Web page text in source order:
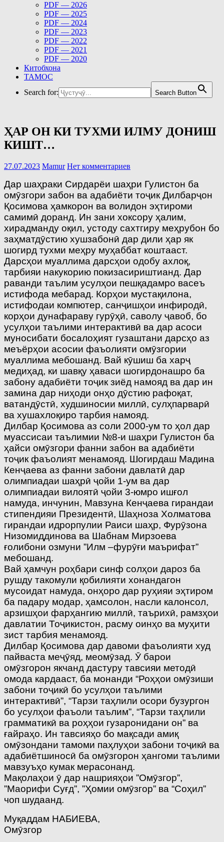
PDF — 2026
PDF — 2025
PDF — 2024
PDF — 2023
PDF — 2022
PDF — 2021
PDF — 2020
Китобхона
ТАМОС
Search for:
Search Button
ҲАР ОН КИ ТУХМИ ИЛМУ ДОНИШ
КИШТ…
27.07.2023 Mamur Нет комментариев
Дар шаҳраки Сирдарёи шаҳри Гулистон ба
омӯзгори забон ва адабиёти тоҷик Дилбарҷон
Қосимова ҳамкорон ва волидон эҳтироми
самимӣ доранд. Ин зани хоксору ҳалим,
хирадманду оқил, устоду сахтгиру меҳрубон бо
заҳматдӯстию хушзабонӣ дар дили ҳар як
шогирд тухми меҳру муҳаббат коштааст.
Дарсҳои муаллима дарсҳои одобу ахлоқ,
тарбияи накукорию покизасириштианд. Дар
раванди таълим усулҳои пешқадамро васеъ
истифода мебарад. Корҳои мустақилона,
истифодаи компютер, санҷишҳои инфиродӣ,
корҳои дунафараву гурӯҳӣ, саволу ҷавоб, бо
усулҳои таълими интерактивӣ ва дар асоси
муносибати босалоҳият гузаштани дарсҳо аз
меъёрҳои асосии фаъолияти омӯзгории
муаллима мебошанд. Вай кӯшиш ба харҷ
медиҳад, ки шавқу ҳаваси шогирдонашро ба
забону адабиёти тоҷик зиёд намояд ва дар ин
замина дар ниҳоди онҳо дӯстию рафоқат,
ватандӯстӣ, худшиносии миллӣ, сулҳпарварӣ
ва хушахлоқиро тарбия намояд.
Дилбар Қосимова аз соли 2000-ум то ҳол дар
муассисаи таълимии №8-и шаҳри Гулистон ба
ҳайси омӯзгори фанни забон ва адабиёти
тоҷик фаъолият менамояд. Шогирдаш Мадина
Кенҷаева аз фанни забони давлатӣ дар
олимпиадаи шаҳрӣ ҷойи 1-ум ва дар
олимпиадаи вилоятӣ ҷойи 3-юмро ишғол
намуда, инчунин, Мавзуна Кенҷаева гирандаи
стипендияи Президентӣ, Шаҳноза Холматова
гирандаи идрорпулии Раиси шаҳр, Фурӯзона
Низомиддинова ва Шабнам Мирзоева
ғолибони озмуни ”Илм –фурӯғи маърифат”
мебошанд.
Вай ҳамчун роҳбари синф солҳои дароз ба
рушду такомули қобилияти хонандагон
мусоидат намуда, онҳоро дар руҳияи эҳтиром
ба падару модар, ҳамсолон, насли калонсол,
арзишҳои фарҳангию миллӣ, таърихӣ, рамзҳои
давлатии Тоҷикистон, расму оинҳо ва муҳити
зист тарбия менамояд.
Дилбар Қосимова дар давоми фаъолияти худ
пайваста меҷӯяд, меомӯзад. Ӯ барои
омӯзгорон якчанд дастуру тавсияи методӣ
омода кардааст, ба монанди “Роҳҳои омӯзиши
забони тоҷикӣ бо усулҳои таълими
интерактивӣ”, “Тарзи таҳлили осори бузургон
бо усулҳои фаъоли таълим”, “Тарзи таҳлили
грамматикӣ ва роҳҳои гузаронидани он” ва
ғайраҳо. Ин тавсияҳо бо мақсади амиқ
омӯзондани тамоми паҳлуҳои забони тоҷикӣ ва
адабиётшиносӣ ба омӯзгорон ҳангоми таълими
мавзуъҳо кумак мерасонанд.
Мақолаҳои ӯ дар нашрияҳои ”Омӯзгор”,
”Маорифи Суғд”, ”Ҳомии омӯзгор” ва “Соҳил”
чоп шудаанд.
Муқаддам НАБИЕВА,
Омӯзгор